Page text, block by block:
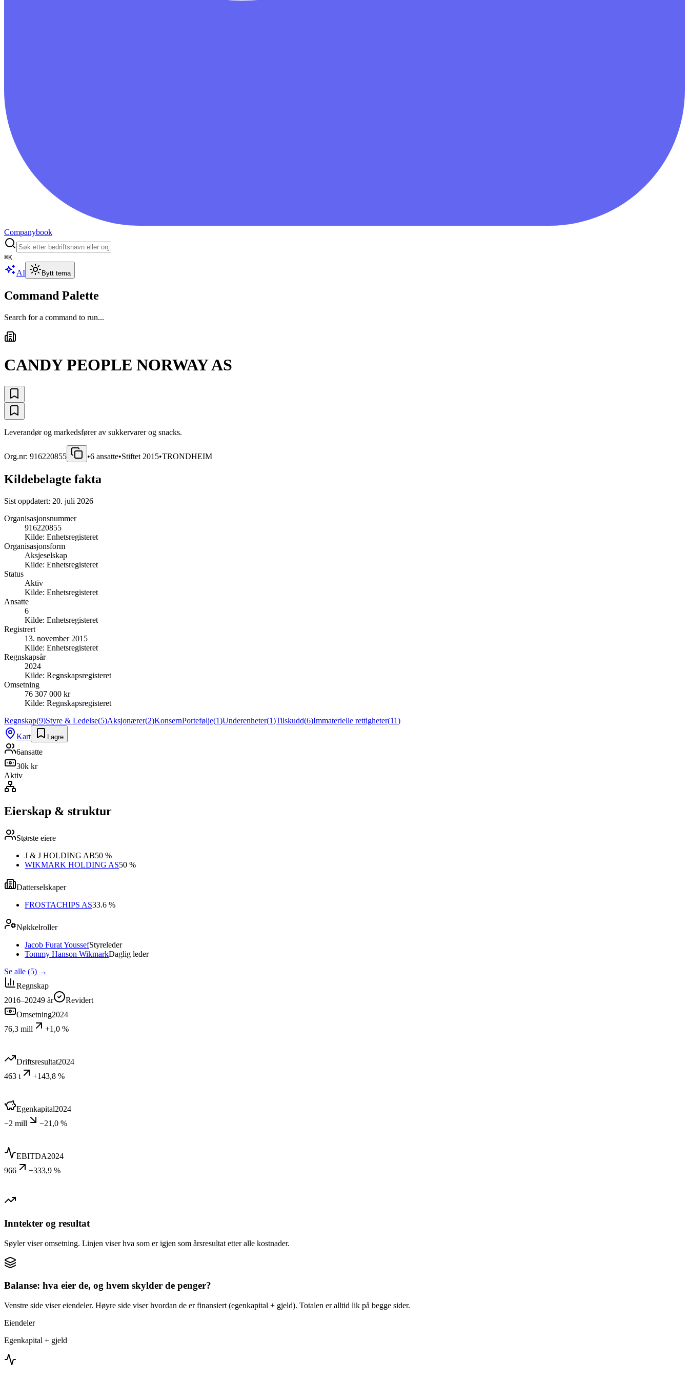
Companybook
⌘K
AI Bytt tema
Command Palette
Search for a command to run...
CANDY PEOPLE NORWAY AS
Leverandør og markedsfører av sukkervarer og snacks.
Org.nr: 916220855 •6 ansatte•Stiftet 2015•TRONDHEIM
Kildebelagte fakta
Sist oppdatert: 20. juli 2026
Organisasjonsnummer
916220855
Kilde: Enhetsregisteret
Organisasjonsform
Aksjeselskap
Kilde: Enhetsregisteret
Status
Aktiv
Kilde: Enhetsregisteret
Ansatte
6
Kilde: Enhetsregisteret
Registrert
13. november 2015
Kilde: Enhetsregisteret
Regnskapsår
2024
Kilde: Regnskapsregisteret
Omsetning
76 307 000 kr
Kilde: Regnskapsregisteret
Regnskap(9)Styre & Ledelse(5)Aksjonærer(2)KonsernPortefølje(1)Underenheter(1)Tilskudd(6)Immaterielle rettigheter(11)
Kart
Lagre
6ansatte
30k kr
Aktiv
Eierskap & struktur
Største eiere
J & J HOLDING AB50 %
WIKMARK HOLDING AS50 %
Datterselskaper
FROSTACHIPS AS33.6 %
Nøkkelroller
Jacob Furat YoussefStyreleder
Tommy Hanson WikmarkDaglig leder
Se alle (5) →
Regnskap
2016–20249 år
Revidert
Omsetning2024
76,3 mill
+1,0 %
Driftsresultat2024
463 t
+143,8 %
Egenkapital2024
−2 mill
−21,0 %
EBITDA2024
966
+333,9 %
Inntekter og resultat
Søyler viser omsetning. Linjen viser hva som er igjen som årsresultat etter alle kostnader.
Balanse: hva eier de, og hvem skylder de penger?
Venstre side viser eiendeler. Høyre side viser hvordan de er finansiert (egenkapital + gjeld). Totalen er alltid lik på begge sider.
Eiendeler
Egenkapital + gjeld